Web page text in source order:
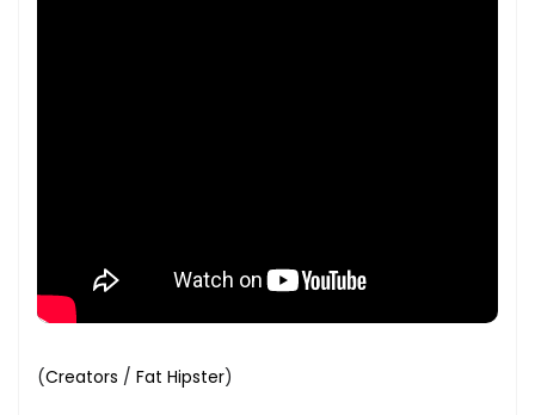
(Creators / Fat Hipster)